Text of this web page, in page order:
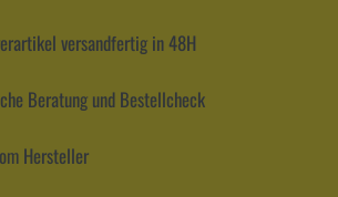
versandfertig in 48H
Beratung und Bestellcheck
Hersteller